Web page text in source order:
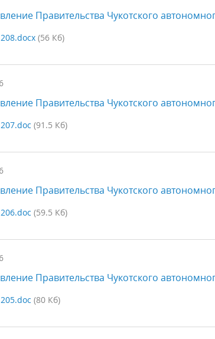
Правительства Чукотского
(56 Кб)
Правительства Чукотского
(91.5 Кб)
Правительства Чукотского
(59.5 Кб)
Правительства Чукотского
(80 Кб)